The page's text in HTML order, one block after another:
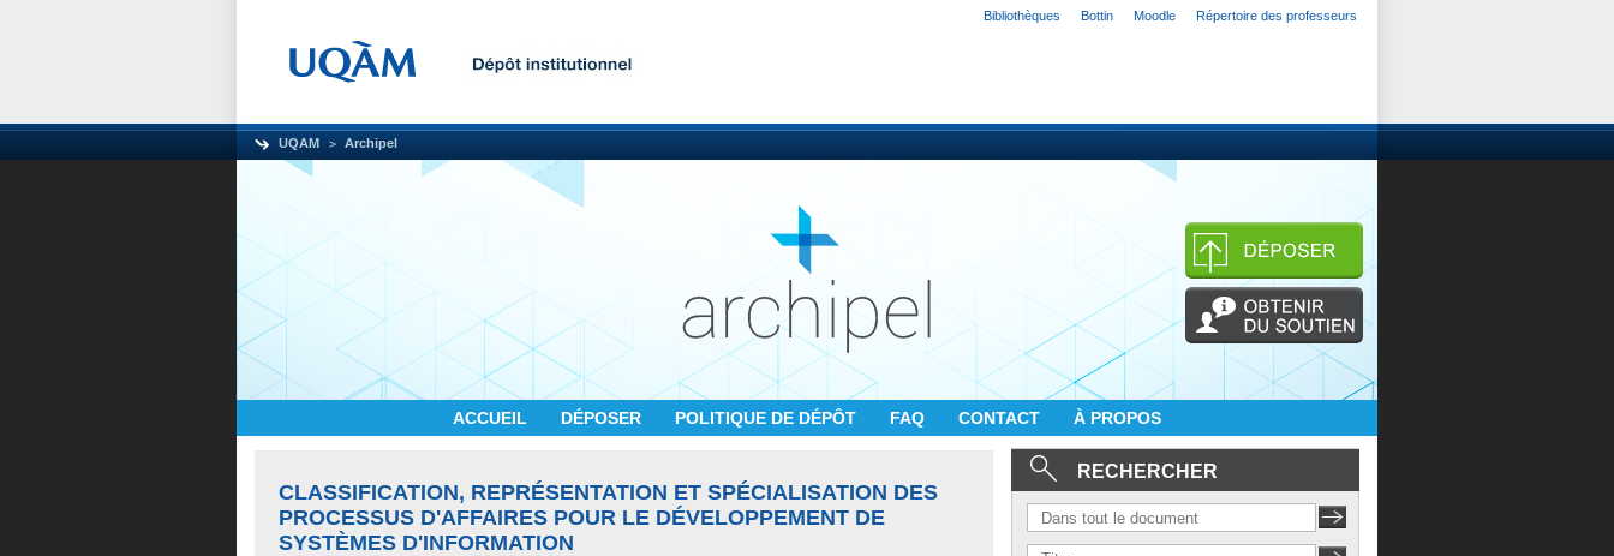
Bibliothèques Bottin Moodle Répertoire des professeurs
UQAM Archipel
ACCUEIL DÉPOSER POLITIQUE DE DÉPÔT FAQ CONTACT À PROPOS
CLASSIFICATION, REPRÉSENTATION ET SPÉCIALISATION DES
PROCESSUS D'AFFAIRES POUR LE DÉVELOPPEMENT DE
SYSTÈMES D'INFORMATION
RECHERCHER